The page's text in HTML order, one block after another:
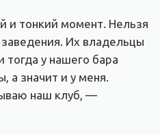
и тонкий момент. Нельзя
Их владельцы
тогда у нашего бара
а значит и у меня.
наш клуб, —